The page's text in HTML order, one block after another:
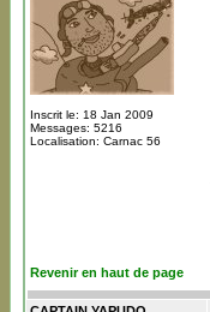
Inscrit le: 18 Jan 2009
Messages: 5216
Localisation: Carnac 56
Revenir en haut de page